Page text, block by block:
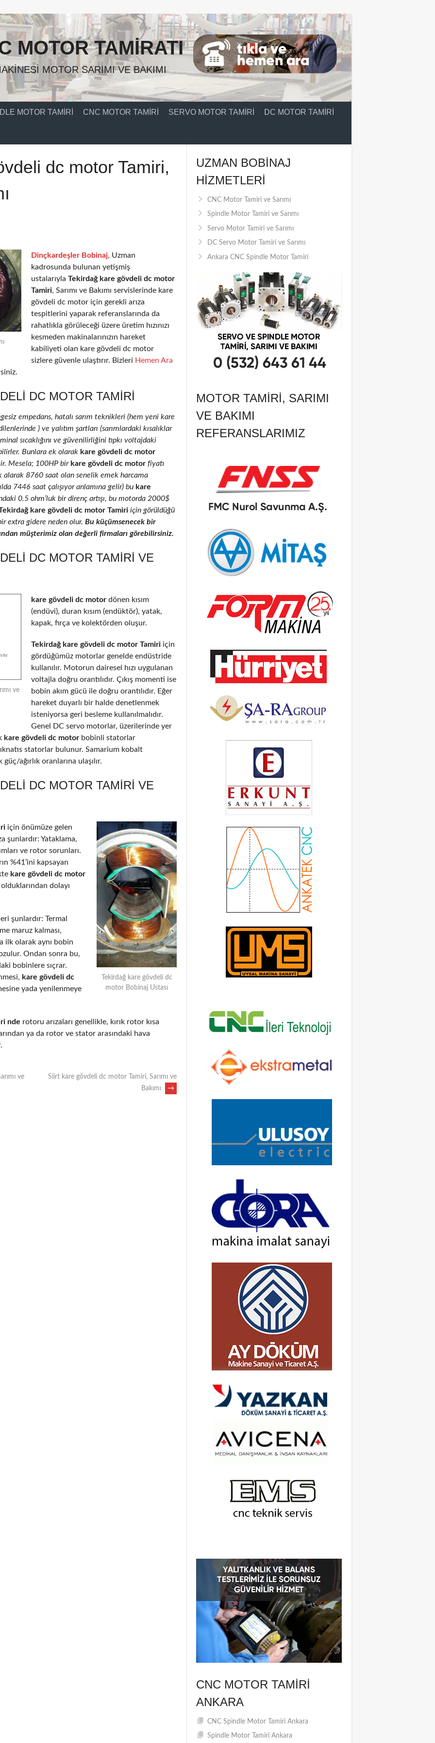
MOTOR TAMIRATI
MOTOR SARIMI VE BAKIMI
MOTOR TAMIRI CNC MOTOR TAMIRI SERVO MOTOR TAMIRI DC MOTOR TAMIRI
dc motor Tamiri,
Dinçkardeşler Bobinaj, Uzman
kadrosunda bulunan yetişmiş
ustalarıyla Tekirdağ kare gövdeli dc motor
Tamiri, Sarımı ve Bakımı servislerinde kare
gövdeli dc motor için gerekli arıza
tespitlerini yaparak referanslarında da
rahatlıkla görüleceği üzere üretim hızınızı
kesmeden makinalarınızın hareket
kabiliyeti olan kare gövdeli dc motor
sizlere güvenle ulaştırır. Bizleri Hemen Ara
DC MOTOR TAMIRI
empedans, hatalı sarım teknikleri (hem yeni kare
) ve yalıtım şartları (sarımlardaki kısalıklar
sıcaklığını ve güvenilirliğini tıpkı voltajdaki
Bunlara ek olarak kare gövdeli dc motor
Mesela; 100HP birkare gövdeli dc motor fiyatı
8760 saat olan senelik emek harcama
7446 saat çalışıyor anlamına gelir) bu kare
0.5 ohm’luk bir direnç artışı, bu motorda 2000$
kare gövdeli dc motor Tamiri için görüldüğü
extra gidere neden olur. Bu küçümsenecek bir
müşterimiz olan değerli firmaları görebilirsiniz.
DC MOTOR TAMIRI VE
ve
kare gövdeli dc motor dönen kısım
(endüvi), duran kısım (endüktör), yatak,
kapak, fırça ve kolektörden oluşur.
Tekirdağ kare gövdeli dc motor Tamiri için
gördüğümüz motorlar genelde endüstride
kullanılır. Motorun dairesel hızı uygulanan
voltajla doğru orantılıdır. Çıkış momenti ise
bobin akım gücü ile doğru orantılıdır. Eğer
hareket duyarlı bir halde denetlenmek
isteniyorsa geri besleme kullanılmalıdır.
Genel DC servo motorlar, üzerilerinde yer
kare gövdeli dc motor bobinli statorlar
statorlar bulunur. Samarium kobalt
güç/ağırlık oranlarına ulaşılır.
DC MOTOR TAMIRI VE
Tekirdağ kare gövdeli dc
motor Bobinaj Ustası
için önümüze gelen
şunlardır: Yataklama,
ve rotor sorunları.
%41’ini kapsayan
kare gövdeli dc motor
dolayı
şunlardır: Termal
maruz kalması,
ilk olarak aynı bobin
Ondan sonra bu,
bobinlere sıçrar.
kare gövdeli dc
yada yenilenmeye
nde rotoru arızaları genellikle, kırık rotor kısa
ya da rotor ve stator arasındaki hava
ve
Siirt kare gövdeli dc motor Tamiri, Sarımı ve
Bakımı
→
UZMAN BOBINAJ
HIZMETLERI
CNC Motor Tamiri ve Sarımı
Spindle Motor Tamiri ve Sarımı
Servo Motor Tamiri ve Sarımı
DC Servo Motor Tamiri ve Sarımı
Ankara CNC Spindle Motor Tamiri
MOTOR TAMIRI, SARIMI
VE BAKIMI
REFERANSLARIMIZ
CNC MOTOR TAMIRI
ANKARA
CNC Spindle Motor Tamiri Ankara
Spindle Motor Tamiri Ankara